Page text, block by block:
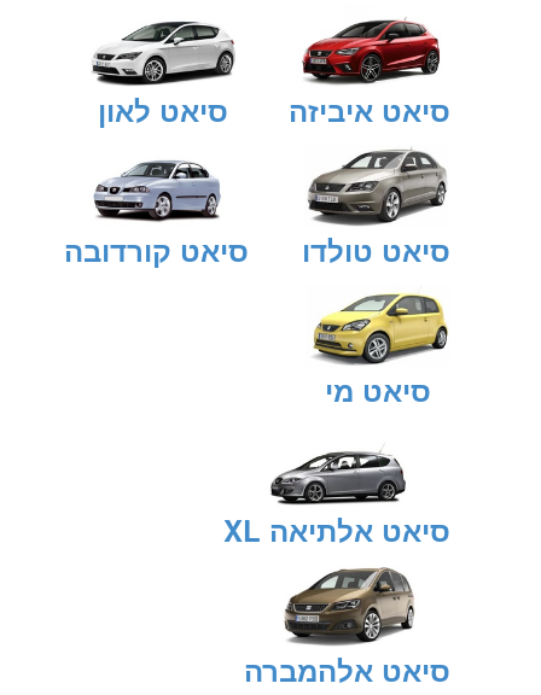
סיאט איביזה סיאט לאון
סיאט טולדו סיאט קורדובה
סיאט מי
סיאט אלתיאה XL
סיאט אלהמברה